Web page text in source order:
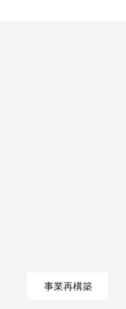
事業再構築